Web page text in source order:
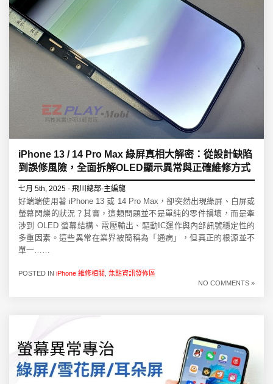
iPhone 13 / 14 Pro Max 綠屏真相大解密：從設計缺陷
到誤修風險，全面拆解OLED顯示異常與正確維修方式
七月 5th, 2025 - 飛川總部-主編龍
好端端使用著 iPhone 13 或 14 Pro Max，卻突然出現綠屏、白屏或
螢幕閃爍的狀況？其實，這類問題並不是單純的零件損壞，而是牽
涉到 OLED 螢幕結構、電壓輸出、驅動IC運作與內部訊號穩定性的
多重因素。這些異常在業界被簡稱為「通病」，但真正的根源並不
單一……
POSTED IN iPhone 維修相關 焦點資訊發佈區
NO COMMENTS »